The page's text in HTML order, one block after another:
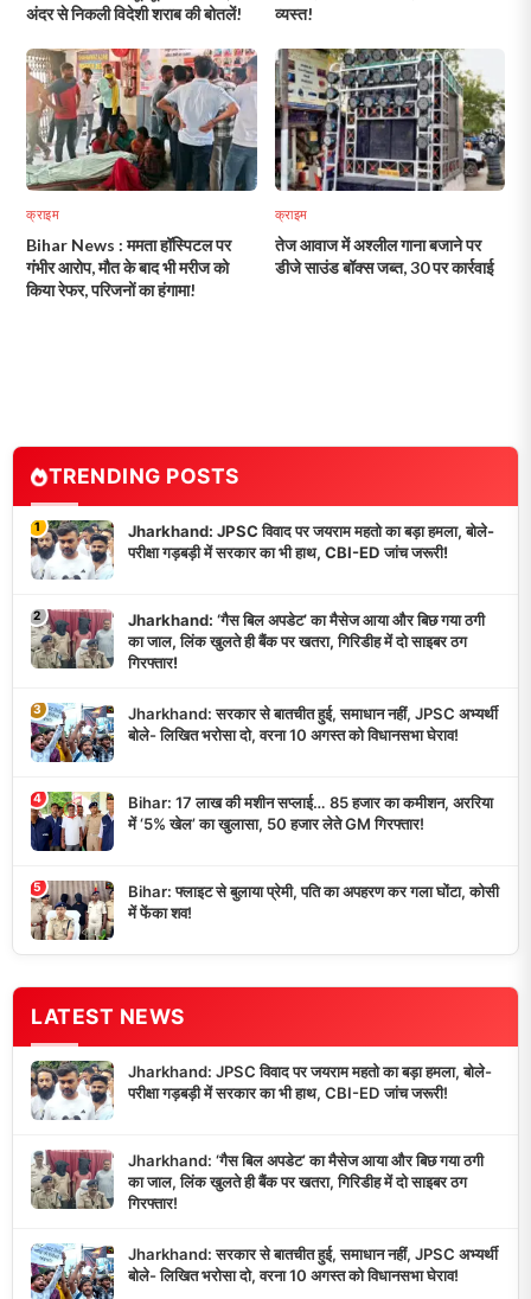
अंदर से निकली विदेशी शराब की बोतलें!
व्यस्त!
क्राइम
Bihar News : ममता हॉस्पिटल पर
गंभीर आरोप, मौत के बाद भी मरीज को
किया रेफर, परिजनों का हंगामा!
क्राइम
तेज आवाज में अश्लील गाना बजाने पर
डीजे साउंड बॉक्स जब्त, 30 पर कार्रवाई
TRENDING POSTS
1
Jharkhand: JPSC विवाद पर जयराम महतो का बड़ा हमला, बोले-
परीक्षा गड़बड़ी में सरकार का भी हाथ, CBI-ED जांच जरूरी!
2
Jharkhand: ‘गैस बिल अपडेट’ का मैसेज आया और बिछ गया ठगी
का जाल, लिंक खुलते ही बैंक पर खतरा, गिरिडीह में दो साइबर ठग
गिरफ्तार!
3
Jharkhand: सरकार से बातचीत हुई, समाधान नहीं, JPSC अभ्यर्थी
बोले- लिखित भरोसा दो, वरना 10 अगस्त को विधानसभा घेराव!
4
Bihar: 17 लाख की मशीन सप्लाई… 85 हजार का कमीशन, अररिया
में ‘5% खेल’ का खुलासा, 50 हजार लेते GM गिरफ्तार!
5
Bihar: फ्लाइट से बुलाया प्रेमी, पति का अपहरण कर गला घोंटा, कोसी
में फेंका शव!
LATEST NEWS
Jharkhand: JPSC विवाद पर जयराम महतो का बड़ा हमला, बोले-
परीक्षा गड़बड़ी में सरकार का भी हाथ, CBI-ED जांच जरूरी!
Jharkhand: ‘गैस बिल अपडेट’ का मैसेज आया और बिछ गया ठगी
का जाल, लिंक खुलते ही बैंक पर खतरा, गिरिडीह में दो साइबर ठग
गिरफ्तार!
Jharkhand: सरकार से बातचीत हुई, समाधान नहीं, JPSC अभ्यर्थी
बोले- लिखित भरोसा दो, वरना 10 अगस्त को विधानसभा घेराव!